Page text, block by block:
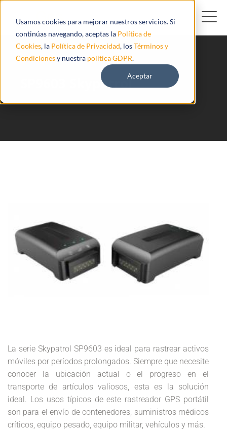
Usamos cookies para mejorar nuestros servicios. Si
continúas navegando, aceptas la Política de
Cookies, la Política de Privacidad, losTérminos y
Condicionesy nuestra politica GDPR.
Aceptar
SP9603 Skypatrol
La serie Skypatrol SP9603 es ideal para rastrear activos
móviles por períodos prolongados. Siempre que necesite
conocer la ubicación actual o el progreso en el
transporte de artículos valiosos, esta es la solución
ideal. Los usos típicos de este rastreador GPS portátil
son para el envío de contenedores, suministros médicos
críticos, equipo pesado, equipo militar, vehículos y más.